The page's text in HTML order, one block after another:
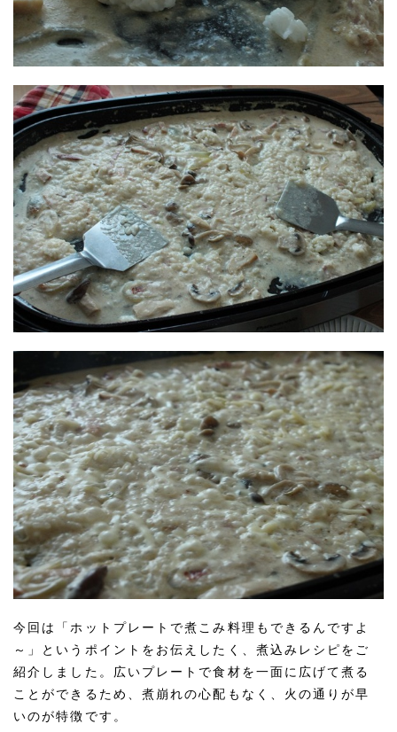
今回は「ホットプレートで煮こみ料理もできるんですよ
～」というポイントをお伝えしたく、煮込みレシピをご
紹介しました。広いプレートで食材を一面に広げて煮る
ことができるため、煮崩れの心配もなく、火の通りが早
いのが特徴です。